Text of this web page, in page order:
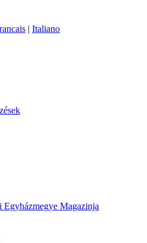
| Italiano
Egyházmegye Magazinja